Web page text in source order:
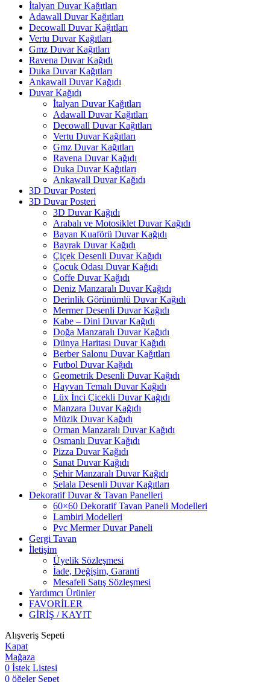
İtalyan Duvar Kağıtları
Adawall Duvar Kağıtları
Decowall Duvar Kağıtları
Vertu Duvar Kağıtları
Gmz Duvar Kağıtları
Ravena Duvar Kağıdı
Duka Duvar Kağıtları
Ankawall Duvar Kağıdı
Duvar Kağıdı
İtalyan Duvar Kağıtları
Adawall Duvar Kağıtları
Decowall Duvar Kağıtları
Vertu Duvar Kağıtları
Gmz Duvar Kağıtları
Ravena Duvar Kağıdı
Duka Duvar Kağıtları
Ankawall Duvar Kağıdı
3D Duvar Posteri
3D Duvar Posteri
3D Duvar Kağıdı
Arabalı ve Motosiklet Duvar Kağıdı
Bayan Kuaförü Duvar Kağıdı
Bayrak Duvar Kağıdı
Çiçek Desenli Duvar Kağıdı
Çocuk Odası Duvar Kağıdı
Coffe Duvar Kağıdı
Deniz Manzaralı Duvar Kağıdı
Derinlik Görünümlü Duvar Kağıdı
Mermer Desenli Duvar Kağıdı
Kabe – Dini Duvar Kağıdı
Doğa Manzaralı Duvar Kağıdı
Dünya Haritası Duvar Kağıdı
Berber Salonu Duvar Kağıtları
Futbol Duvar Kağıdı
Geometrik Desenli Duvar Kağıdı
Hayvan Temalı Duvar Kağıdı
Lüx İnci Çicekli Duvar Kağıdı
Manzara Duvar Kağıdı
Müzik Duvar Kağıdı
Orman Manzaralı Duvar Kağıdı
Osmanlı Duvar Kağıdı
Pizza Duvar Kağıdı
Sanat Duvar Kağıdı
Şehir Manzaralı Duvar Kağıdı
Şelala Desenli Duvar Kağıtları
Dekoratif Duvar & Tavan Panelleri
60×60 Dekoratif Tavan Paneli Modelleri
Lambiri Modelleri
Pvc Mermer Duvar Paneli
Gergi Tavan
İletişim
Üyelik Sözleşmesi
İade, Değişim, Garanti
Mesafeli Satış Sözleşmesi
Yardımcı Ürünler
FAVORİLER
GİRİŞ / KAYIT
Alışveriş Sepeti
Kapat
Mağaza
0 İstek Listesi
0 öğeler Sepet